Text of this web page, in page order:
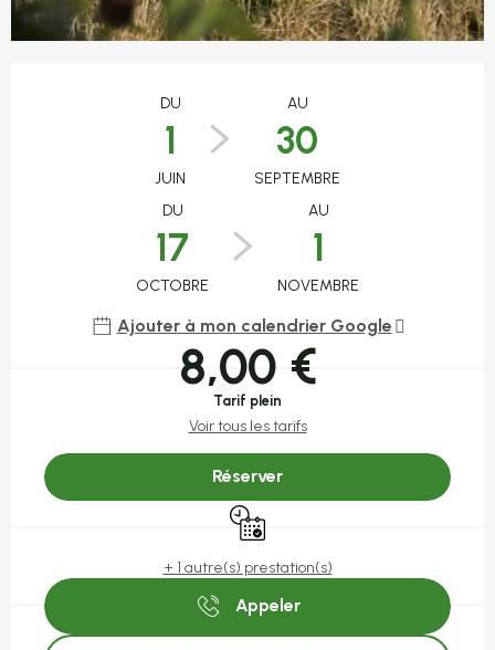
DU
1
JUIN
AU
30
SEPTEMBRE
DU
17
OCTOBRE
AU
1
NOVEMBRE
Ajouter à mon calendrier Google
8,00 €
Tarif plein
Voir tous les tarifs
Réserver
Uniquement sur réservation
+ 1 autre(s) prestation(s)
Appeler